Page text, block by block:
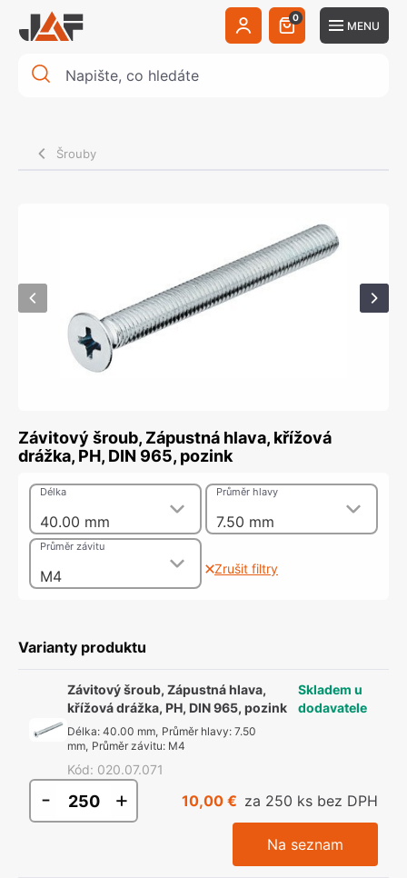
0
MENU
Šrouby
Závitový šroub, Zápustná hlava, křížová
drážka, PH, DIN 965, pozink
40.00 mm
Délka
7.50 mm
Průměr hlavy
M4
Průměr závitu
Zrušit filtry
Varianty produktu
Závitový šroub, Zápustná hlava,
křížová drážka, PH, DIN 965, pozink
Délka: 40.00 mm, Průměr hlavy: 7.50
mm, Průměr závitu: M4
Kód: 020.07.071
Skladem u
dodavatele
- + 10,00 € za 250 ks bez DPH
Na seznam